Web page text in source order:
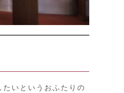
いというおふたりの